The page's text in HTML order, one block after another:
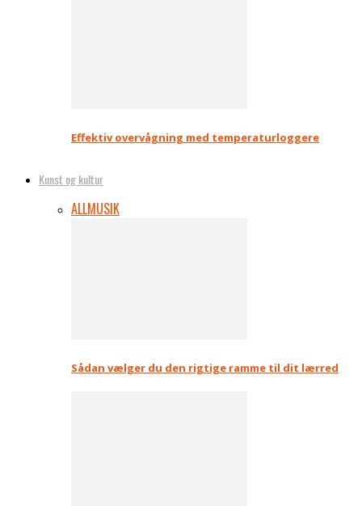
Effektiv overvågning med temperaturloggere
Kunst og kultur
ALLMUSIK
Sådan vælger du den rigtige ramme til dit lærred